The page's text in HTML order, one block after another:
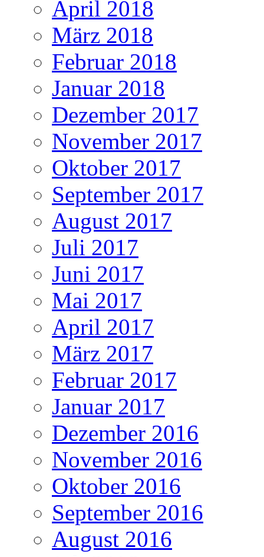
April 2018
März 2018
Februar 2018
Januar 2018
Dezember 2017
November 2017
Oktober 2017
September 2017
August 2017
Juli 2017
Juni 2017
Mai 2017
April 2017
März 2017
Februar 2017
Januar 2017
Dezember 2016
November 2016
Oktober 2016
September 2016
August 2016